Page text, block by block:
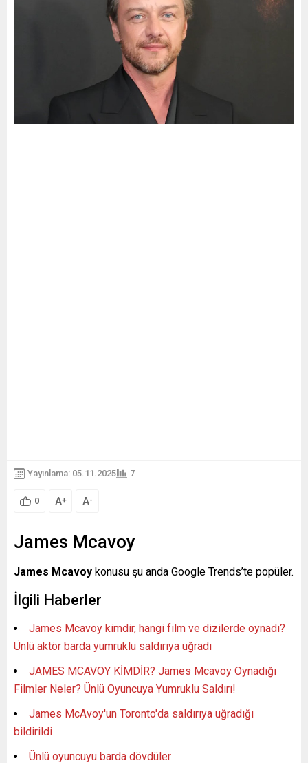
Yayınlama: 05.11.2025 7
0 A+ A-
James Mcavoy
James Mcavoy konusu şu anda Google Trends’te popüler.
İlgili Haberler
James Mcavoy kimdir, hangi film ve dizilerde oynadı?
Ünlü aktör barda yumruklu saldırıya uğradı
JAMES MCAVOY KİMDİR? James Mcavoy Oynadığı
Filmler Neler? Ünlü Oyuncuya Yumruklu Saldırı!
James McAvoy'un Toronto'da saldırıya uğradığı
bildirildi
Ünlü oyuncuyu barda dövdüler